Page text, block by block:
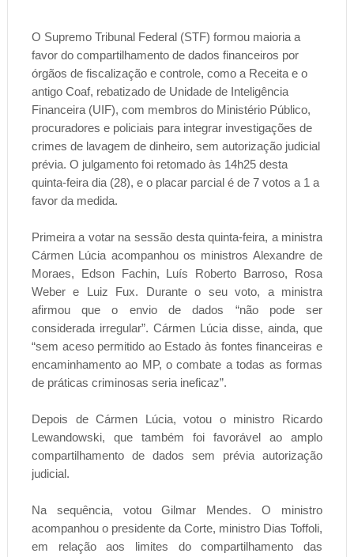
O Supremo Tribunal Federal (STF) formou maioria a
favor do compartilhamento de dados financeiros por
órgãos de fiscalização e controle, como a Receita e o
antigo Coaf, rebatizado de Unidade de Inteligência
Financeira (UIF), com membros do Ministério Público,
procuradores e policiais para integrar investigações de
crimes de lavagem de dinheiro, sem autorização judicial
prévia. O julgamento foi retomado às 14h25 desta
quinta-feira dia (28), e o placar parcial é de 7 votos a 1 a
favor da medida.
Primeira a votar na sessão desta quinta-feira, a ministra
Cármen Lúcia acompanhou os ministros Alexandre de
Moraes, Edson Fachin, Luís Roberto Barroso, Rosa
Weber e Luiz Fux. Durante o seu voto, a ministra
afirmou que o envio de dados “não pode ser
considerada irregular”. Cármen Lúcia disse, ainda, que
“sem aceso permitido ao Estado às fontes financeiras e
encaminhamento ao MP, o combate a todas as formas
de práticas criminosas seria ineficaz”.
Depois de Cármen Lúcia, votou o ministro Ricardo
Lewandowski, que também foi favorável ao amplo
compartilhamento de dados sem prévia autorização
judicial.
Na sequência, votou Gilmar Mendes. O ministro
acompanhou o presidente da Corte, ministro Dias Toffoli,
em relação aos limites do compartilhamento das